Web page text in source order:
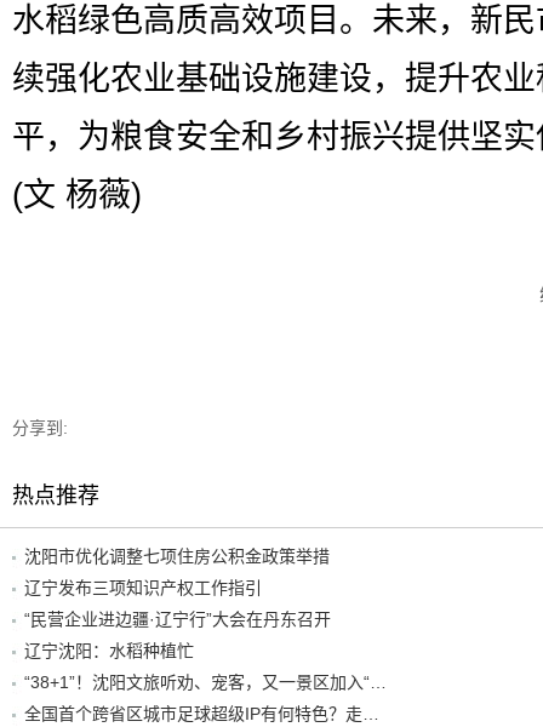
水稻绿色高质高效项目。未来，新
续强化农业基础设施建设，提升农
平，为粮食安全和乡村振兴提供坚
(文 杨薇)
分享到:
热点推荐
沈阳市优化调整七项住房公积金政策举措
辽宁发布三项知识产权工作指引
“民营企业进边疆·辽宁行”大会在丹东召开
辽宁沈阳：水稻种植忙